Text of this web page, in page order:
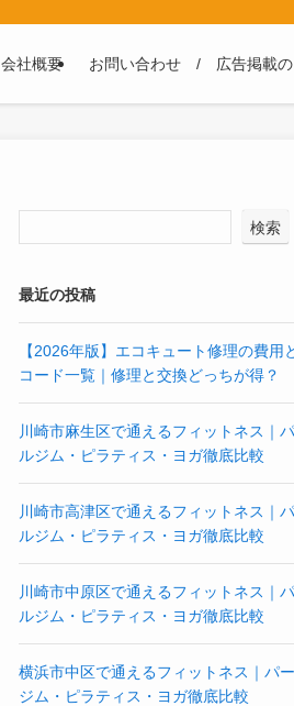
会社概要 お問い合わせ / 広告掲載の
検索
最近の投稿
【2026年版】エコキュート修理の費用
コード一覧｜修理と交換どっちが得？
川崎市麻生区で通えるフィットネス｜
ルジム・ピラティス・ヨガ徹底比較
川崎市高津区で通えるフィットネス｜
ルジム・ピラティス・ヨガ徹底比較
川崎市中原区で通えるフィットネス｜
ルジム・ピラティス・ヨガ徹底比較
横浜市中区で通えるフィットネス｜パ
ジム・ピラティス・ヨガ徹底比較